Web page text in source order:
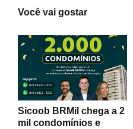
Você vai gostar
Sicoob BRMil chega a 2
mil condomínios e